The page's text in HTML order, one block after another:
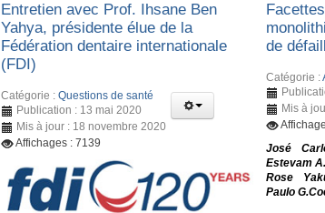
Entretien avec Prof. Ihsane Ben
Yahya, présidente élue de la
Fédération dentaire internationale
(FDI)
Catégorie : Questions de santé
Publication : 13 mai 2020
Mis à jour : 18 novembre 2020
Affichages : 7139
de
Catégorie :
Mis à
José
Estevam
Rose
Paulo